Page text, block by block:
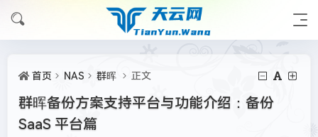
首页 NAS 群晖 正文
群晖备份方案支持平台与功能介绍：备份
SaaS 平台篇